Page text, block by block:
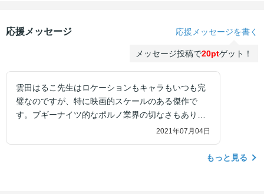
応援メッセージ 応援メッセージを書く
メッセージ投稿で20ptゲット！
雲田はるこ先生はロケーションもキャラもいつも完
璧なのですが、特に映画的スケールのある傑作で
す。ブギーナイツ的なポルノ業界の切なさもありま
2021年07月04日
もっと見る